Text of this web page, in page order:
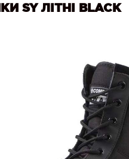
SY ЛІТНІ BLACK